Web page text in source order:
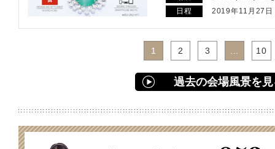
日程
2019年11月27日
1 2 3 10
過去の会場風景を見